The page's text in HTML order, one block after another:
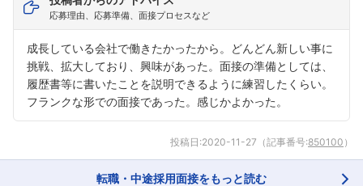
応募理由、応募準備、面接プロセスなど
成長している会社で働きたかったから。どんどん新しい事に
挑戦、拡大しており、興味があった。面接の準備としては、
履歴書等に書いたことを説明できるように練習したくらい。
フランクな形での面接であった。感じかよかった。
投稿日:2020-11-27 （記事番号:850100 ）
転職・中途採用面接をもっと読む